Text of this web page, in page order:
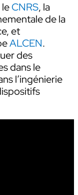
CNRS, la
de la
et
ALCEN.
des
dans le
l’ingénierie